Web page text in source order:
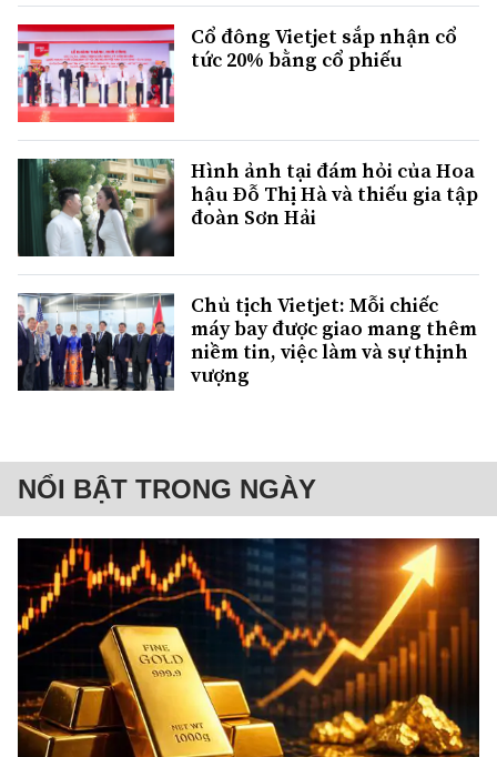
Cổ đông Vietjet sắp nhận cổ
tức 20% bằng cổ phiếu
Hình ảnh tại đám hỏi của Hoa
hậu Đỗ Thị Hà và thiếu gia tập
đoàn Sơn Hải
Chủ tịch Vietjet: Mỗi chiếc
máy bay được giao mang thêm
niềm tin, việc làm và sự thịnh
vượng
NỔI BẬT TRONG NGÀY